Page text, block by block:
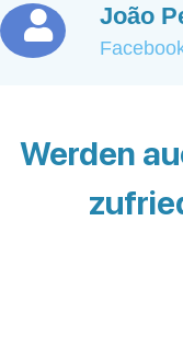
João
Werden